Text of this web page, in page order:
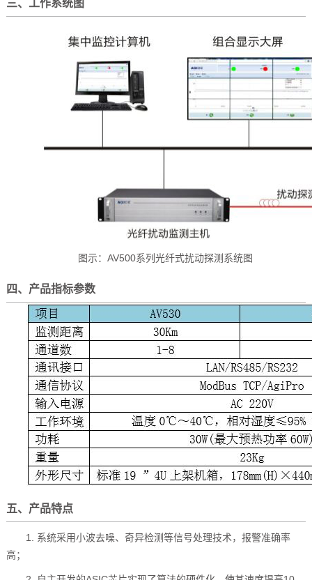
三、工作系统图
图示：AV500系列光纤式扰动探测系统图
四、产品指标参数
五、产品特点
1. 系统采用小波去噪、奇异检测等信号处理技术，报警准确率
高；